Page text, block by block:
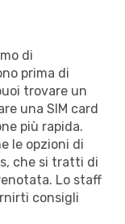
di
prima di
trovare un
una SIM card
più rapida.
le opzioni di
che si tratti di
Lo staff
consigli